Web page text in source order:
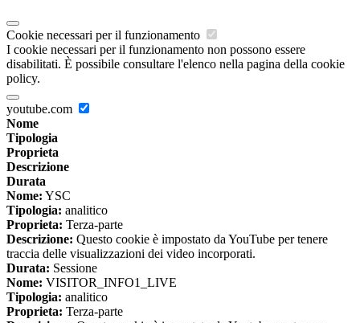
Cookie necessari per il funzionamento
I cookie necessari per il funzionamento non possono essere
disabilitati. È possibile consultare l'elenco nella pagina della cookie
policy.
youtube.com
Nome
Tipologia
Proprieta
Descrizione
Durata
Nome: YSC
Tipologia: analitico
Proprieta: Terza-parte
Descrizione: Questo cookie è impostato da YouTube per tenere
traccia delle visualizzazioni dei video incorporati.
Durata: Sessione
Nome: VISITOR_INFO1_LIVE
Tipologia: analitico
Proprieta: Terza-parte